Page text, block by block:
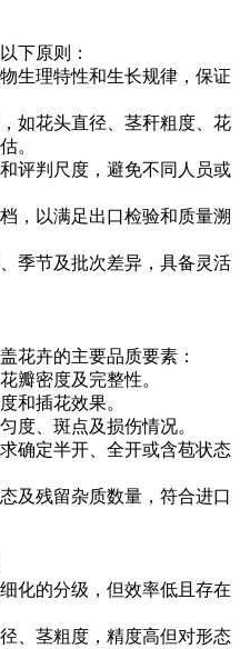
下原则：
生理特性和生长规律，保证
如花头直径、茎秆粗度、花
。
评判尺度，避免不同人员或
，以满足出口检验和质量溯
季节及批次差异，具备灵活
花卉的主要品质要素：
瓣密度及完整性。
和插花效果。
度、斑点及损伤情况。
确定半开、全开或含苞状态
及残留杂质数量，符合进口
化的分级，但效率低且存在
、茎粗度，精度高但对形态